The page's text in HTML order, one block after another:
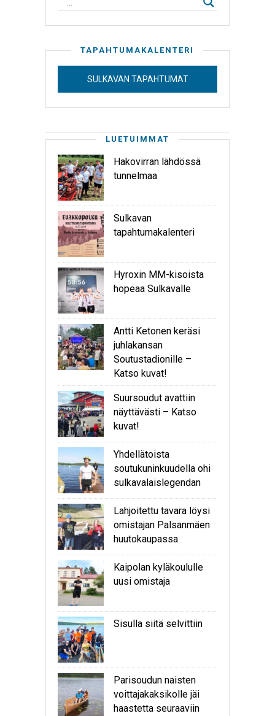
TAPAHTUMAKALENTERI
SULKAVAN TAPAHTUMAT
LUETUIMMAT
Hakovirran lähdössä
tunnelmaa
Sulkavan
tapahtumakalenteri
Hyroxin MM-kisoista
hopeaa Sulkavalle
Antti Ketonen keräsi
juhlakansan
Soutustadionille –
Katso kuvat!
Suursoudut avattiin
näyttävästi – Katso
kuvat!
Yhdellätoista
soutukuninkuudella ohi
sulkavalaislegendan
Lahjoitettu tavara löysi
omistajan Palsanmäen
huutokaupassa
Kaipolan kyläkoululle
uusi omistaja
Sisulla siitä selvittiin
Parisoudun naisten
voittajakaksikolle jäi
haastetta seuraaviin